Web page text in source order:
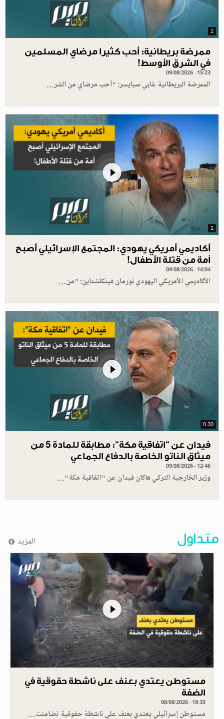
1
ممرضة بريطانية: أحب كثيرا مرضاي المسلمين
في الشرق الأوسط!
09/08/2026 - 15:23
الممرضة البريطانية غابي سبايسر: "أحب مرضاي من الشر…
1
أكاديمي أمريكي يهودي: المجتمع الإسرائيلي أصبح
أمة من قتلة الأطفال!
09/08/2026 - 14:04
الأكاديمي الأمريكي اليهودي نورمان فينكلشتاين: "من…
0.30
فيدان عن "اتفاقية مكة": مطابقة للمادة 5 من
ميثاق الناتو الخاصة بالدفاع الجماعي
09/08/2026 - 12:46
وزير الخارجية التركي هاكان فيدان عن "اتفاقية مكة"…
متداول المزيد
مستوطن يعتدي بعنف على ناشطة حقوقية في
الضفة
08/08/2026 - 18:35
مستوطن إسرائيلي يعتدي بعنف على ناشطة حقوقية تضامنت…